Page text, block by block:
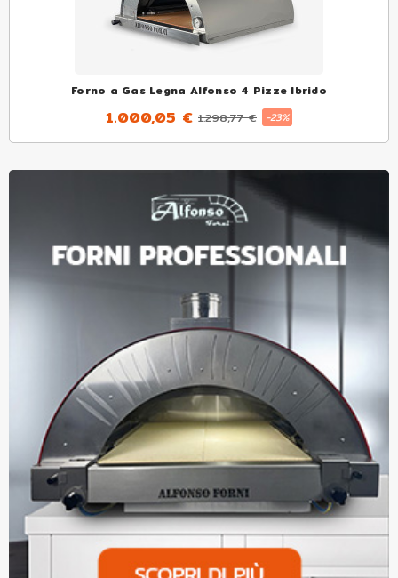
Forno a Gas Legna Alfonso 4 Pizze Ibrido
1.000,05 € 1.298,77 € -23%